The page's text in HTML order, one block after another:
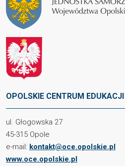
OPOLSKIE CENTRUM EDUKACJI
ul. Głogowska 27
45-315 Opole
e-mail: kontakt@oce.opolskie.pl
www.oce.opolskie.pl